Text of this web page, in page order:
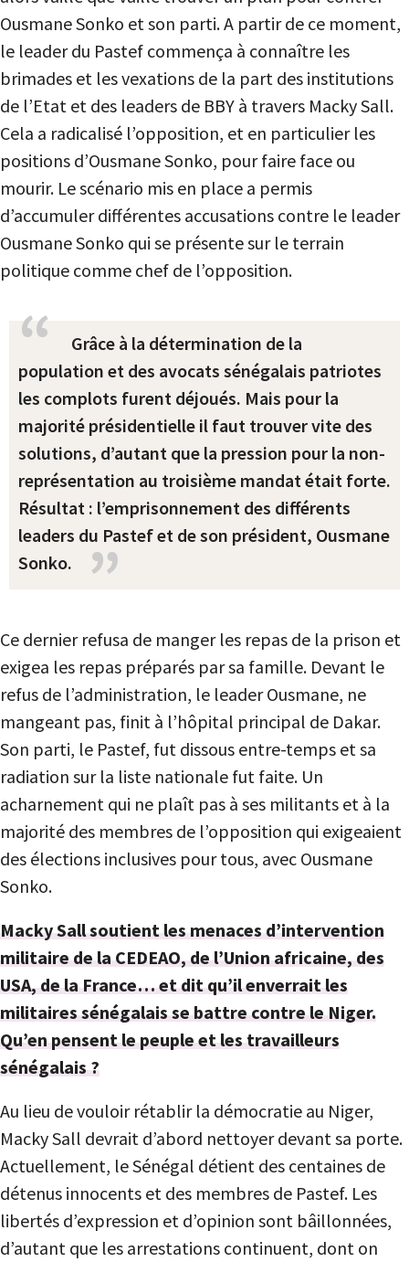
Ousmane Sonko et son parti. A partir de ce moment,
le leader du Pastef commença à connaître les
brimades et les vexations de la part des institutions
de l’Etat et des leaders de BBY à travers Macky Sall.
Cela a radicalisé l’opposition, et en particulier les
positions d’Ousmane Sonko, pour faire face ou
mourir. Le scénario mis en place a permis
d’accumuler différentes accusations contre le leader
Ousmane Sonko qui se présente sur le terrain
politique comme chef de l’opposition.
Grâce à la détermination de la
population et des avocats sénégalais patriotes
les complots furent déjoués. Mais pour la
majorité présidentielle il faut trouver vite des
solutions, d’autant que la pression pour la non-
représentation au troisième mandat était forte.
Résultat : l’emprisonnement des différents
leaders du Pastef et de son président, Ousmane
Sonko.
Ce dernier refusa de manger les repas de la prison et
exigea les repas préparés par sa famille. Devant le
refus de l’administration, le leader Ousmane, ne
mangeant pas, finit à l’hôpital principal de Dakar.
Son parti, le Pastef, fut dissous entre-temps et sa
radiation sur la liste nationale fut faite. Un
acharnement qui ne plaît pas à ses militants et à la
majorité des membres de l’opposition qui exigeaient
des élections inclusives pour tous, avec Ousmane
Sonko.
Macky Sall soutient les menaces d’intervention
militaire de la CEDEAO, de l’Union africaine, des
USA, de la France… et dit qu’il enverrait les
militaires sénégalais se battre contre le Niger.
Qu’en pensent le peuple et les travailleurs
sénégalais ?
Au lieu de vouloir rétablir la démocratie au Niger,
Macky Sall devrait d’abord nettoyer devant sa porte.
Actuellement, le Sénégal détient des centaines de
détenus innocents et des membres de Pastef. Les
libertés d’expression et d’opinion sont bâillonnées,
d’autant que les arrestations continuent, dont on